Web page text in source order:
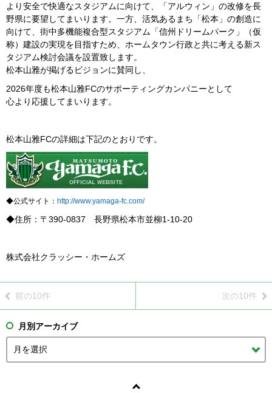
より安全で快適なスタジアムに向けて、「アルウィン」の改修を長
野県に要望してまいります。一方、活気あるまち「松本」の創造に
向けて、街中多機能複合型スタジアム「信州ドリームパーク」（仮
称）建設の実現を目指すため、ホームタウン行政と共に考える新ス
タジアム検討会議を設置致します。
松本山雅が掲げるビジョンに賛同し、
2026年度も松本山雅FCのサポーティングカンパニーとして
心より応援してまいります。
松本山雅FCの詳細は下記のとおりです。
◆公式サイト： http://www.yamaga-fc.com/
◆住所：〒390-0837 長野県松本市並柳1-10-20
株式会社クラッシー・ホームズ
前の10件 次の10件
月別アーカイブ